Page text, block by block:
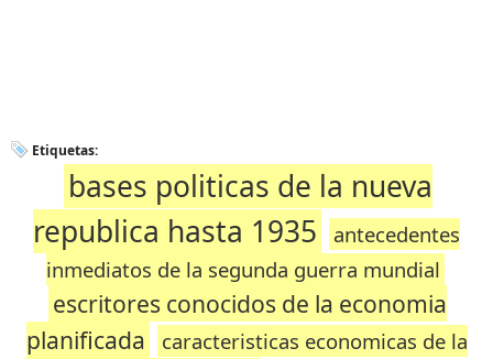
Etiquetas:
bases politicas de la nueva
republica hasta 1935
antecedentes
inmediatos de la segunda guerra mundial
escritores conocidos de la economia
planificada
caracteristicas economicas de la